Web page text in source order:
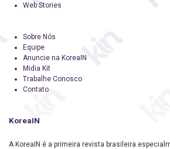
Web Stories
Sobre Nós
Equipe
Anuncie na KoreaIN
Midia Kit
Trabalhe Conosco
Contato
KoreaIN
A KoreaIN é a primeira revista brasileira